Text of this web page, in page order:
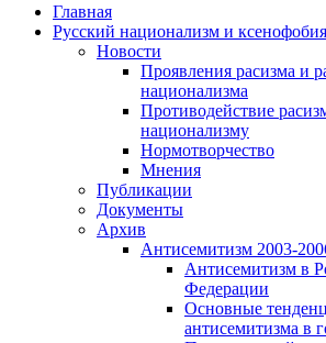
Главная
Русский национализм и ксенофобия
Новости
Проявления расизма и
национализма
Противодействие
национализму
Нормотворчество
Мнения
Публикации
Документы
Архив
Антисемитизм 2003-
Антисемитизм в
Федерации
Основные
антисемитизма в